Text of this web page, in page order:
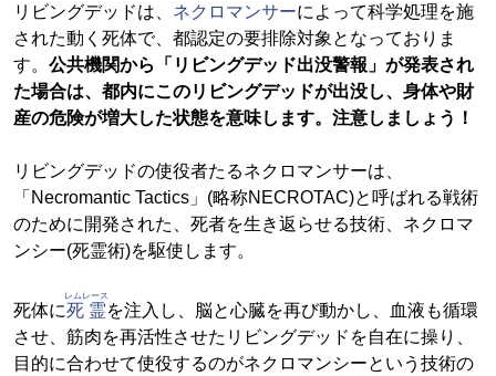
リビングデッドは、 ネクロマンサーによって科学処理を施
された動く死体で、都認定の要排除対象となっておりま
す。 公共機関から「リビングデッド出没警報」が発表され
た場合は、都内にこのリビングデッドが出没し、身体や財
産の危険が増大した状態を意味します。注意しましょう！
リビングデッドの使役者たるネクロマンサーは、
「Necromantic Tactics」(略称NECROTAC)と呼ばれる戦術
のために開発された、死者を生き返らせる技術、ネクロマ
ンシー(死霊術)を駆使します。
死体に死霊
レムレース
を注入し、脳と心臓を再び動かし、血液も循環
させ、筋肉を再活性させたリビングデッドを自在に操り、
目的に合わせて使役するのがネクロマンシーという技術の